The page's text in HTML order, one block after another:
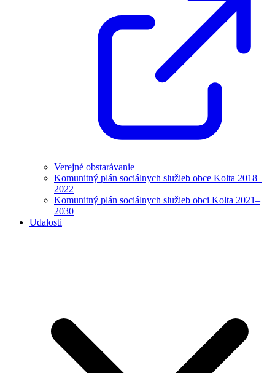
Verejné obstarávanie
Komunitný plán sociálnych služieb obce Kolta 2018–
2022
Komunitný plán sociálnych služieb obci Kolta 2021–
2030
Udalosti